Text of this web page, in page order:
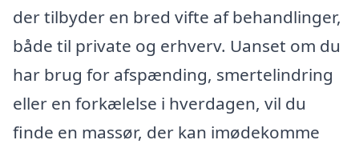
der tilbyder en bred vifte af behandlinger,
både til private og erhverv. Uanset om du
har brug for afspænding, smertelindring
eller en forkælelse i hverdagen, vil du
finde en massør, der kan imødekomme